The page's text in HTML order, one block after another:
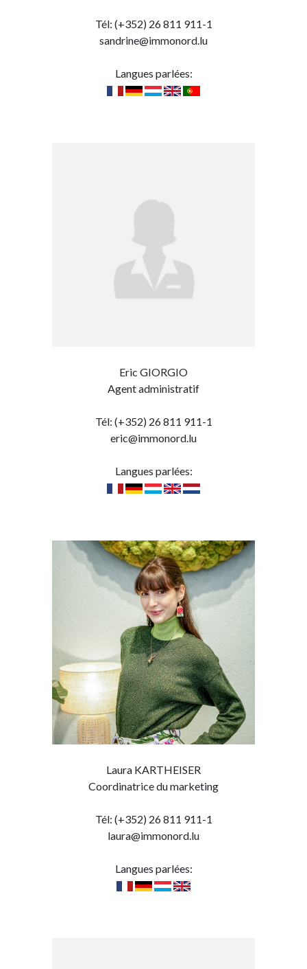
Tél: (+352) 26 811 911-1
sandrine@immonord.lu
Langues parlées:
Eric GIORGIO
Agent administratif
Tél: (+352) 26 811 911-1
eric@immonord.lu
Langues parlées:
Laura KARTHEISER
Coordinatrice du marketing
Tél: (+352) 26 811 911-1
laura@immonord.lu
Langues parlées: